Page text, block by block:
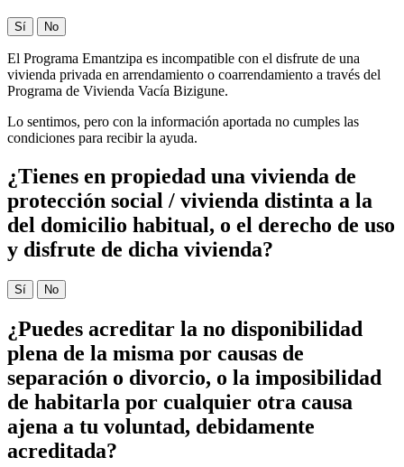
Sí No
El Programa Emantzipa es incompatible con el disfrute de una
vivienda privada en arrendamiento o coarrendamiento a través del
Programa de Vivienda Vacía Bizigune.
Lo sentimos, pero con la información aportada no cumples las
condiciones para recibir la ayuda.
¿Tienes en propiedad una vivienda de
protección social / vivienda distinta a la
del domicilio habitual, o el derecho de uso
y disfrute de dicha vivienda?
Sí No
¿Puedes acreditar la no disponibilidad
plena de la misma por causas de
separación o divorcio, o la imposibilidad
de habitarla por cualquier otra causa
ajena a tu voluntad, debidamente
acreditada?